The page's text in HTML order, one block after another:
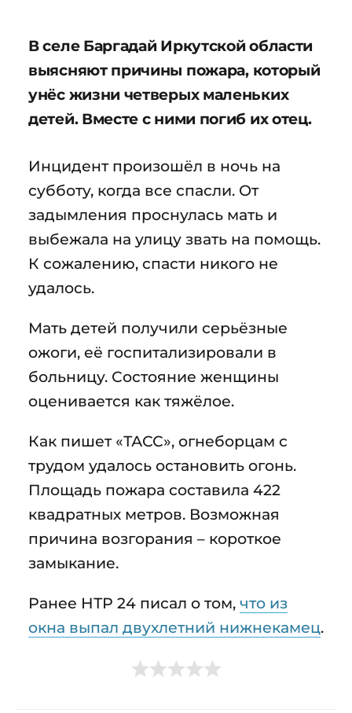
В селе Баргадай Иркутской области
выясняют причины пожара, который
унёс жизни четверых маленьких
детей. Вместе с ними погиб их отец.
Инцидент произошёл в ночь на
субботу, когда все спасли. От
задымления проснулась мать и
выбежала на улицу звать на помощь.
К сожалению, спасти никого не
удалось.
Мать детей получили серьёзные
ожоги, её госпитализировали в
больницу. Состояние женщины
оценивается как тяжёлое.
Как пишет «ТАСС», огнеборцам с
трудом удалось остановить огонь.
Площадь пожара составила 422
квадратных метров. Возможная
причина возгорания – короткое
замыкание.
Ранее НТР 24 писал о том, что из
окна выпал двухлетний нижнекамец.